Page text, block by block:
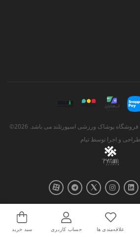
پوشاک ورزشی اسپورتلند می باشد. 2026©
طراحی و اجرا توسطتیام
علاقه‌مندی ها حساب کاربری سبد خرید